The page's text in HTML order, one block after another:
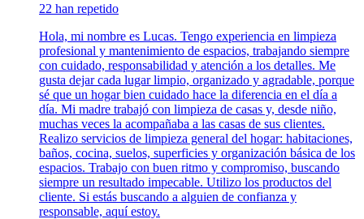
22 han repetido
Hola, mi nombre es Lucas. Tengo experiencia en limpieza
profesional y mantenimiento de espacios, trabajando siempre
con cuidado, responsabilidad y atención a los detalles. Me
gusta dejar cada lugar limpio, organizado y agradable, porque
sé que un hogar bien cuidado hace la diferencia en el día a
día. Mi madre trabajó con limpieza de casas y, desde niño,
muchas veces la acompañaba a las casas de sus clientes.
Realizo servicios de limpieza general del hogar: habitaciones,
baños, cocina, suelos, superficies y organización básica de los
espacios. Trabajo con buen ritmo y compromiso, buscando
siempre un resultado impecable. Utilizo los productos del
cliente. Si estás buscando a alguien de confianza y
responsable, aquí estoy.